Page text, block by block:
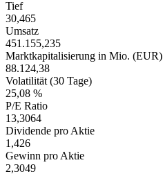
Tief
30,465
Umsatz
451.155,235
Marktkapitalisierung in Mio. (EUR)
88.124,38
Volatilität (30 Tage)
25,08 %
P/E Ratio
13,3064
Dividende pro Aktie
1,426
Gewinn pro Aktie
2,3049